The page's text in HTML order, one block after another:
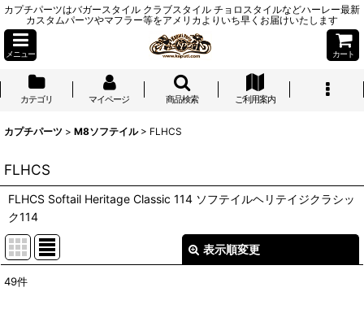
カプチパーツはバガースタイル クラブスタイル チョロスタイルなどハーレー最新
カスタムパーツやマフラー等をアメリカよりいち早くお届けいたします
メニュー カート
カテゴリ マイページ 商品検索 ご利用案内
カプチパーツ > M8ソフテイル > FLHCS
FLHCS
FLHCS Softail Heritage Classic 114 ソフテイルヘリテイジクラシッ
ク114
表示順変更
49件